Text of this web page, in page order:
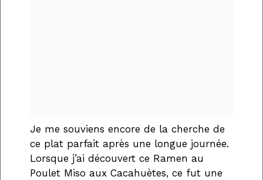
Je me souviens encore de la cherche de
ce plat parfait après une longue journée.
Lorsque j’ai découvert ce Ramen au
Poulet Miso aux Cacahuètes, ce fut une